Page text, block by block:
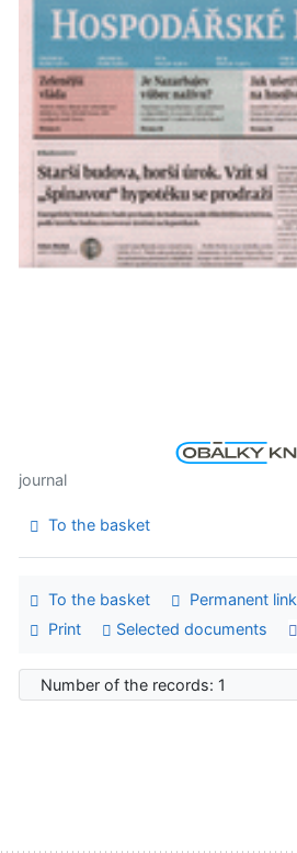
journal
To the basket
To the basket Permanent link
Print
Selected documents
Number of the records: 1